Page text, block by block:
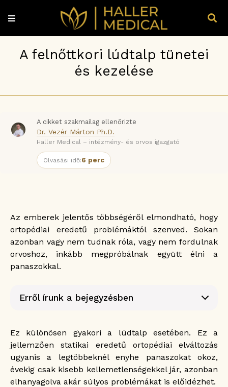
A felnőttkori lúdtalp tünetei
és kezelése
A cikket szakmailag ellenőrizte
Dr. Vezér Márton Ph.D.
Haller Medical – intézmény- és orvos igazgató
Olvasási idő:6 perc
Az emberek jelentős többségéről elmondható, hogy
ortopédiai eredetű problémáktól szenved. Sokan
azonban vagy nem tudnak róla, vagy nem fordulnak
orvoshoz, inkább megpróbálnak együtt élni a
panaszokkal.
Erről írunk a bejegyzésben
A láb anatómiája
Az egészséges láb három ponton
támaszkodik
A felnőttkori lúdtalp tünetei
Lúdtalp az egyes életszakaszokban
Ez különösen gyakori a lúdtalp esetében. Ez a
jellemzően statikai eredetű ortopédiai elváltozás
ugyanis a legtöbbeknél enyhe panaszokat okoz,
évekig csak kisebb kellemetlenségekkel jár, azonban
elhanyagolva akár súlyos problémákat is előidézhet.